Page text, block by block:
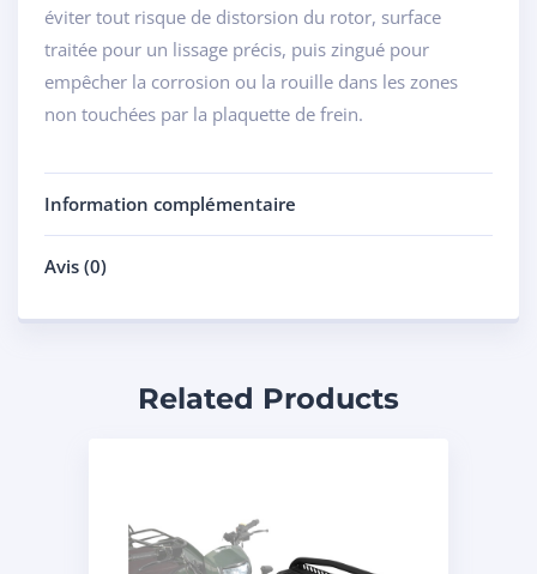
éviter tout risque de distorsion du rotor, surface
traitée pour un lissage précis, puis zingué pour
empêcher la corrosion ou la rouille dans les zones
non touchées par la plaquette de frein.
Information complémentaire
Avis (0)
Related Products